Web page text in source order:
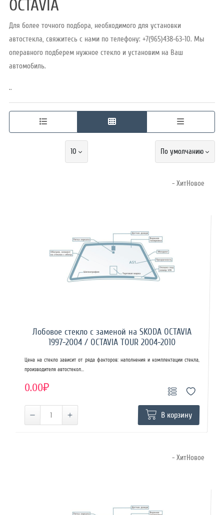
Режим
OCTAVIA
Для более точного подбора, необходимого для установки
автостекла, свяжитесь с нами по телефону: +7(965)438-63-10. Мы
операвного подберем нужное стекло и установим на Ваш
автомобиль.
..
10 По умолчанию
- ХитНовое
Лобовое стекло с заменой на SKODA OCTAVIA
1997-2004 / OCTAVIA TOUR 2004-2010
Цена на стекло зависит от ряда факторов: наполнения и комплектации стекла,
производителя автостекол...
0.00₽
В корзину
- ХитНовое